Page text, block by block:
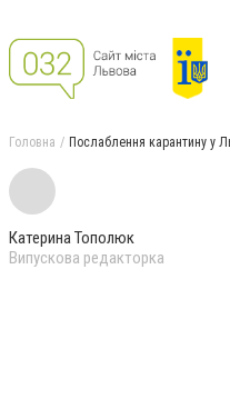
Головна Послаблення карантину у
Катерина Тополюк
Випускова редакторка